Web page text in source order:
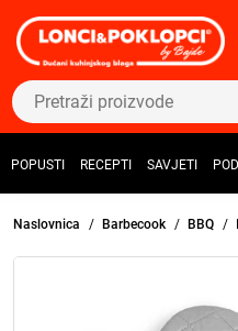
POPUSTI RECEPTI SAVJETI
Naslovnica Barbecook BBQ